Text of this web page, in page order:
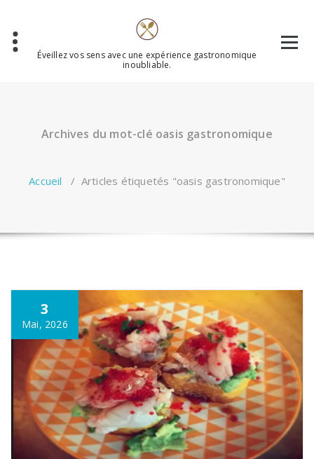
contenu
Éveillez vos sens avec une expérience gastronomique
inoubliable.
Archives du mot-clé oasis gastronomique
Accueil / Articles étiquetés "oasis gastronomique"
3
Mai, 2026